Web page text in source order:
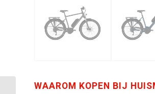
WAAROM KOPEN BIJ